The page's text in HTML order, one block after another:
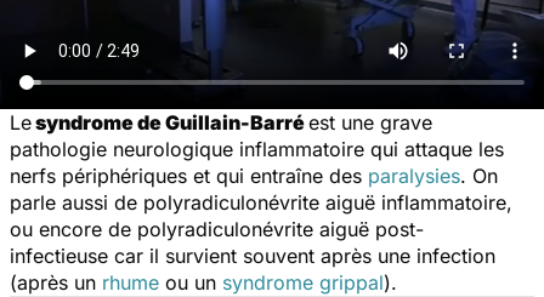
Lesyndrome de Guillain-Barréest une grave
pathologie neurologique inflammatoire qui attaque les
nerfs périphériques et qui entraîne des paralysies. On
parle aussi de polyradiculonévrite aiguë inflammatoire,
ou encore de polyradiculonévrite aiguë post-
infectieuse car il survient souvent après une infection
(après un rhume ou un syndrome grippal).